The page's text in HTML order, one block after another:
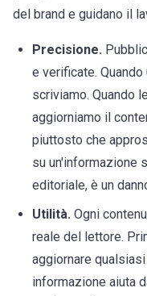
del brand e guidano il
Precisione.
e verificate.
scriviamo. Quando
aggiorniamo il
piuttosto che
su un'informazione
editoriale, è un
Utilità. Ogni
reale del lettore.
aggiornare
informazione aiuta